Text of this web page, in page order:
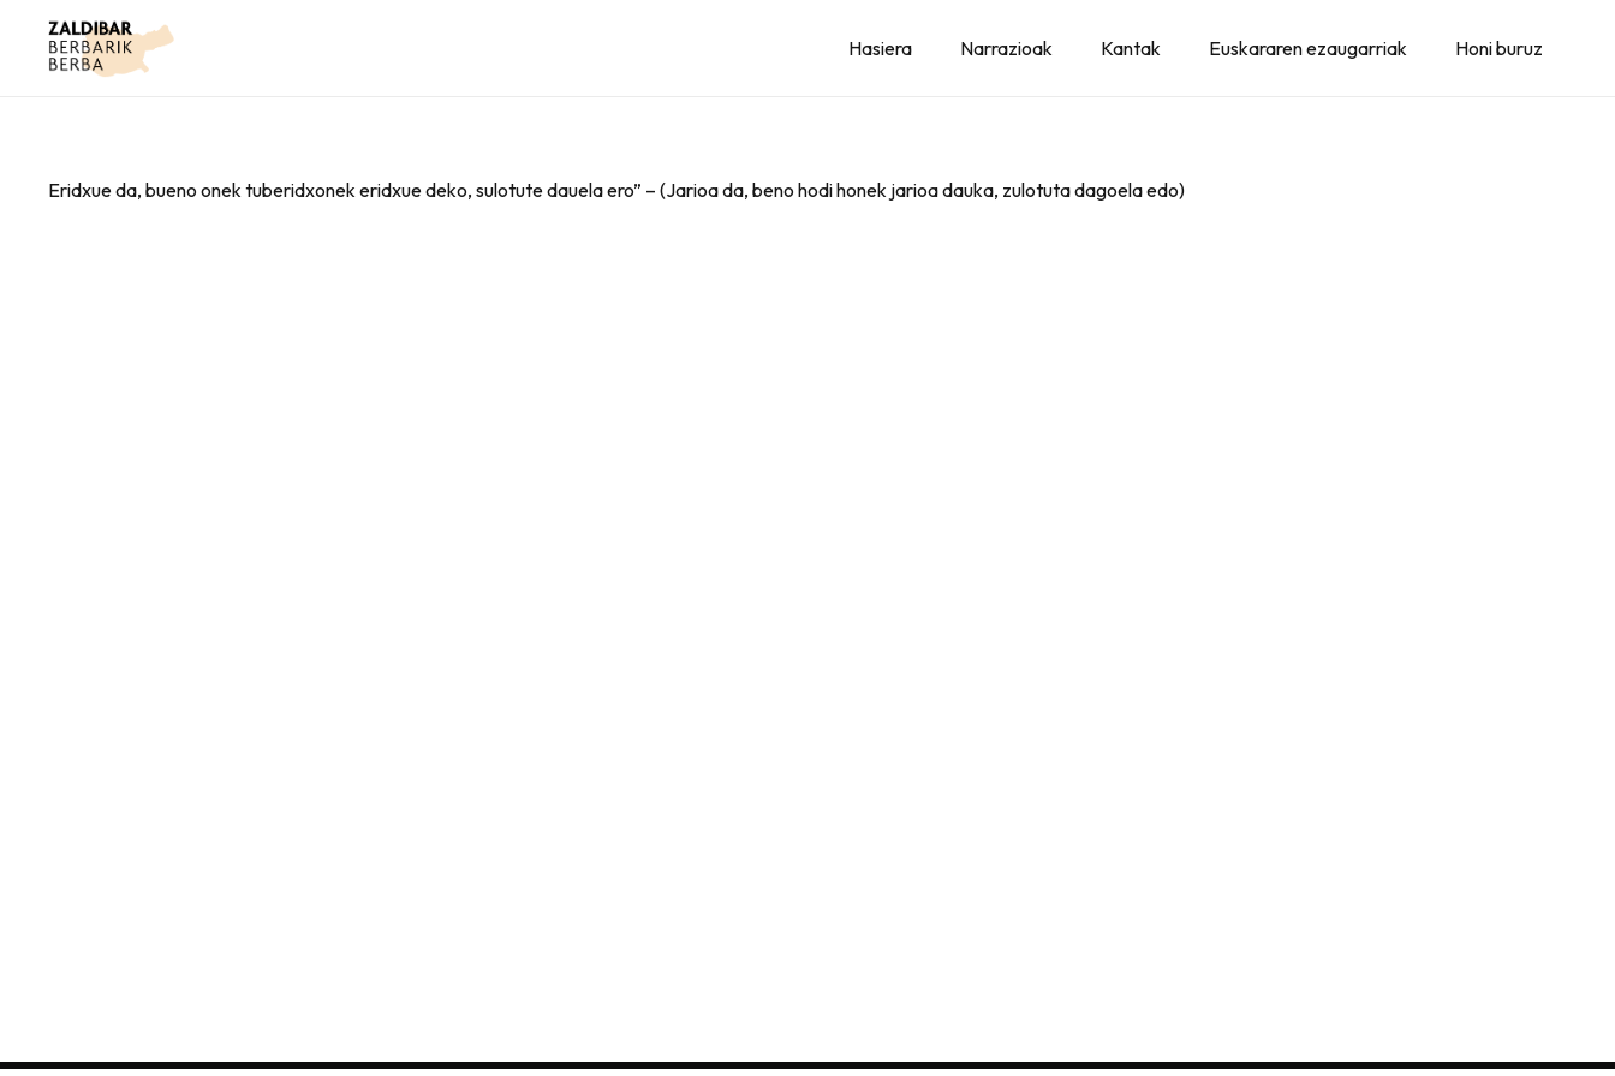
Hasiera Narrazioak Kantak Euskararen ezaugarriak Honi buruz
Eridxue da, bueno onek tuberidxonek eridxue deko, sulotute dauela ero” – (Jarioa da, beno hodi honek jarioa dauka, zulotuta dagoela edo)